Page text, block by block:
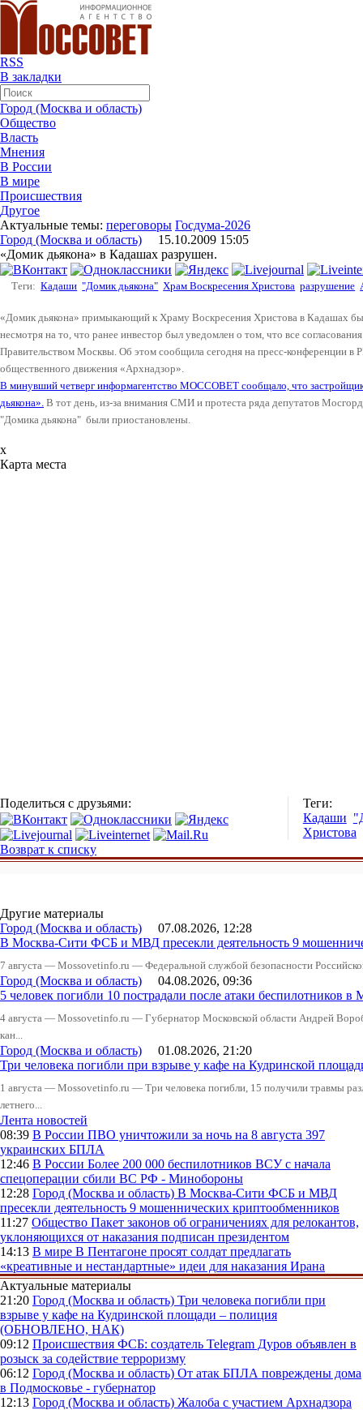
RSS
В закладки
Город (Москва и область)
Общество
Власть
Мнения
В России
В мире
Происшествия
Другое
Актуальные темы: переговоры Госдума-2026
Город (Москва и область) 15.10.2009 15:05
«Домик дьякона» в Кадашах разрушен.
Теги: Кадаши "Домик дьякона" Храм Воскресения Христова разрушение
«Домик дьякона» примыкающий к Храму Воскресения Христова в Кадашах
несмотря на то, что ранее инвестор был уведомлен о том, что все
Правительством Москвы. Об этом сообщила сегодня на пресс-конференции в
общественного движения «Архнадзор».
В минувший четверг информагентство МОССОВЕТ сообщало, что
дьякона». В тот день, из-за внимания СМИ и протеста ряда депутатов
"Домика дьякона" были приостановлены.
x
Карта места
Поделиться с друзьями:
Теги:
Кадаши
Христова
Возврат к списку
Другие материалы
Город (Москва и область) 07.08.2026, 12:28
В Москва-Сити ФСБ и МВД пресекли деятельность 9
7 августа — Mossovetinfo.ru — Федеральной службой безопасности
Город (Москва и область) 04.08.2026, 09:36
5 человек погибли 10 пострадали после атаки беспилотников в
4 августа — Mossovetinfo.ru — Губернатор Московской области Андрей
кан...
Город (Москва и область) 01.08.2026, 21:20
Три человека погибли при взрыве у кафе на Кудринской
1 августа — Mossovetinfo.ru — Три человека погибли, 15 получили травмы
летнего...
Лента новостей
08:39 В России ПВО уничтожили за ночь на 8 августа 397
украинских БПЛА
12:46 В России Более 200 000 беспилотников ВСУ с начала
спецоперации сбили ВС РФ - Минобороны
12:28 Город (Москва и область) В Москва-Сити ФСБ и МВД
пресекли деятельность 9 мошеннических криптообменников
11:27 Общество Пакет законов об ограничениях для релокантов,
уклоняющихся от наказания подписан президентом
14:13 В мире В Пентагоне просят солдат предлагать
«креативные и нестандартные» идеи для наказания Ирана
Актуальные материалы
21:20 Город (Москва и область) Три человека погибли при
взрыве у кафе на Кудринской площади – полиция
(ОБНОВЛЕНО, НАК)
09:12 Происшествия ФСБ: создатель Telegram Дуров объявлен в
розыск за содействие терроризму
06:12 Город (Москва и область) От атак БПЛА повреждены дома
в Подмосковье - губернатор
12:13 Город (Москва и область) Жалоба с участием Архнадзора